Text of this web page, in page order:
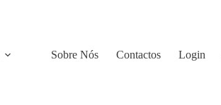
Sobre Nós Contactos Login